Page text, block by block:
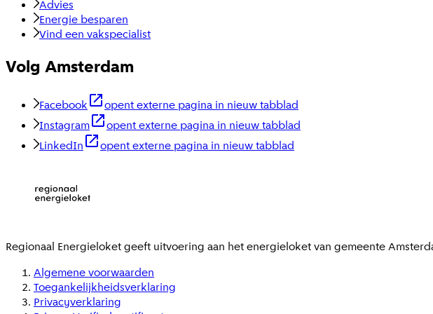
Advies
Energie besparen
Vind een vakspecialist
Volg Amsterdam
Facebook
opent externe pagina in nieuw tabblad
Instagram
opent externe pagina in nieuw tabblad
LinkedIn
opent externe pagina in nieuw tabblad
Regionaal Energieloketgeeft uitvoering aan het energieloket van gemeente
Algemene voorwaarden
Toegankelijkheidsverklaring
Privacyverklaring